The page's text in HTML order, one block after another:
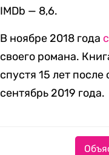
IMDb — 8,6.
В ноябре 2018 года
своего романа.
спустя 15 лет
сентябрь 2019 года.